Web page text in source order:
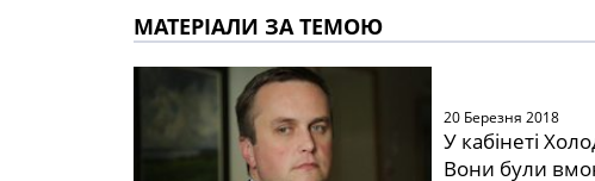
МАТЕРІАЛИ ЗА ТЕМОЮ
20 Березня 2018
У кабінеті
Вони були